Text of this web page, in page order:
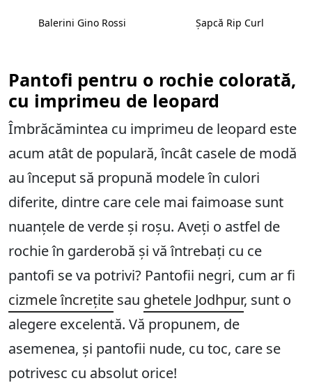
Balerini Gino Rossi Șapcă Rip Curl
Pantofi pentru o rochie colorată,
cu imprimeu de leopard
Îmbrăcămintea cu imprimeu de leopard este
acum atât de populară, încât casele de modă
au început să propună modele în culori
diferite, dintre care cele mai faimoase sunt
nuanțele de verde și roșu. Aveți o astfel de
rochie în garderobă și vă întrebați cu ce
pantofi se va potrivi? Pantofii negri, cum ar fi
cizmele încrețite sau ghetele Jodhpur, sunt o
alegere excelentă. Vă propunem, de
asemenea, și pantofii nude, cu toc, care se
potrivesc cu absolut orice!